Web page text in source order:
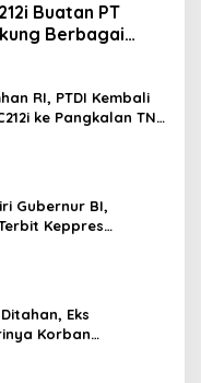
Buatan PT
Berbagai
RI, PTDI Kembali
ke Pangkalan TNI
Gubernur BI,
Keppres
Hormat
Eks
Korban